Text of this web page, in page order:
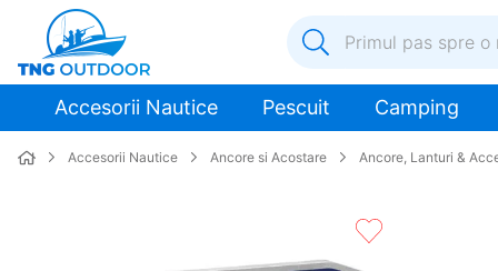
Primul pas spre o nouă
1.
inox
2.
elice
3.
colac salvare
plumb
Accesorii Nautice Pescuit Camping
Accesorii Nautice Ancore si Acostare Ancore, Lanturi &